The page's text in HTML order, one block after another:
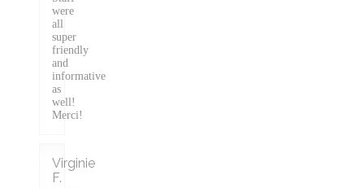
were
all
super
friendly
and
informative
as
well!
Merci!
Virginie
F